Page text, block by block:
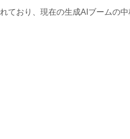
おり、現在の生成AIブームの中